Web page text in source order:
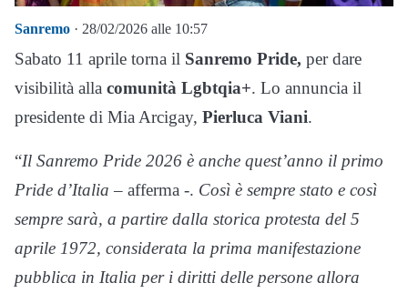
Sanremo · 28/02/2026 alle 10:57
Sabato 11 aprile torna il Sanremo Pride, per dare
visibilità alla comunità Lgbtqia+. Lo annuncia il
presidente di Mia Arcigay, Pierluca Viani.
“Il Sanremo Pride 2026 è anche quest’anno il primo
Pride d’Italia – afferma -. Così è sempre stato e così
sempre sarà, a partire dalla storica protesta del 5
aprile 1972, considerata la prima manifestazione
pubblica in Italia per i diritti delle persone allora